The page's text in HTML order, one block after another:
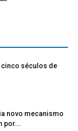
séculos de
novo mecanismo
por...